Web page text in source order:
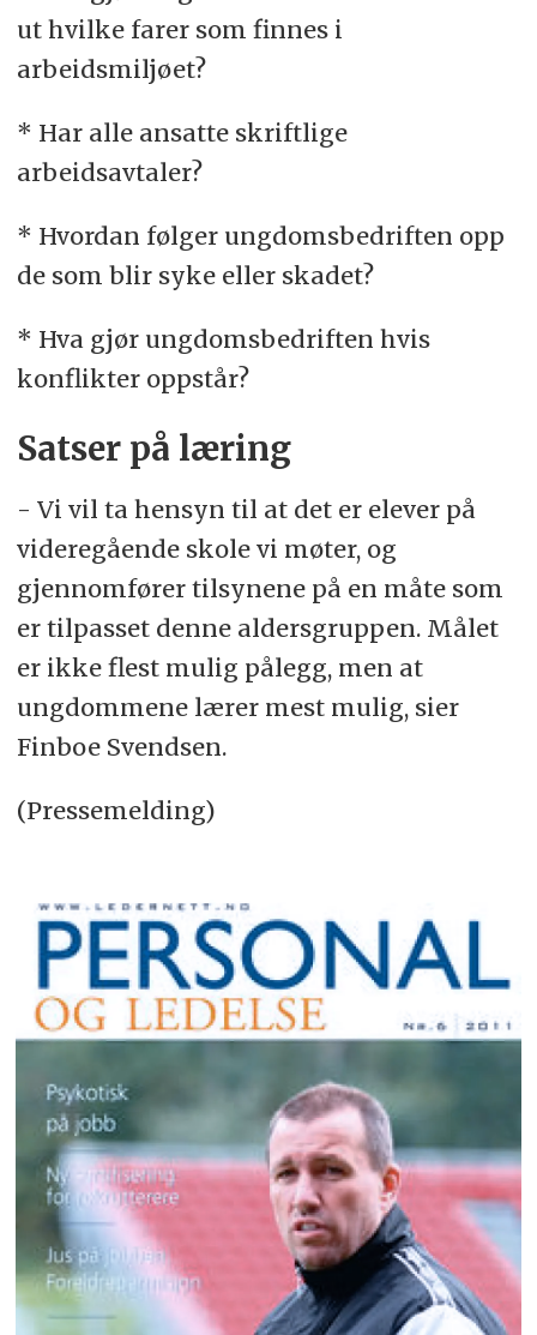
ut hvilke farer som finnes i
arbeidsmiljøet?
* Har alle ansatte skriftlige
arbeidsavtaler?
* Hvordan følger ungdomsbedriften opp
de som blir syke eller skadet?
* Hva gjør ungdomsbedriften hvis
konflikter oppstår?
Satser på læring
- Vi vil ta hensyn til at det er elever på
videregående skole vi møter, og
gjennomfører tilsynene på en måte som
er tilpasset denne aldersgruppen. Målet
er ikke flest mulig pålegg, men at
ungdommene lærer mest mulig, sier
Finboe Svendsen.
(Pressemelding)